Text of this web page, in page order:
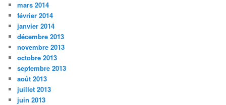
mars 2014
février 2014
janvier 2014
décembre 2013
novembre 2013
octobre 2013
septembre 2013
août 2013
juillet 2013
juin 2013